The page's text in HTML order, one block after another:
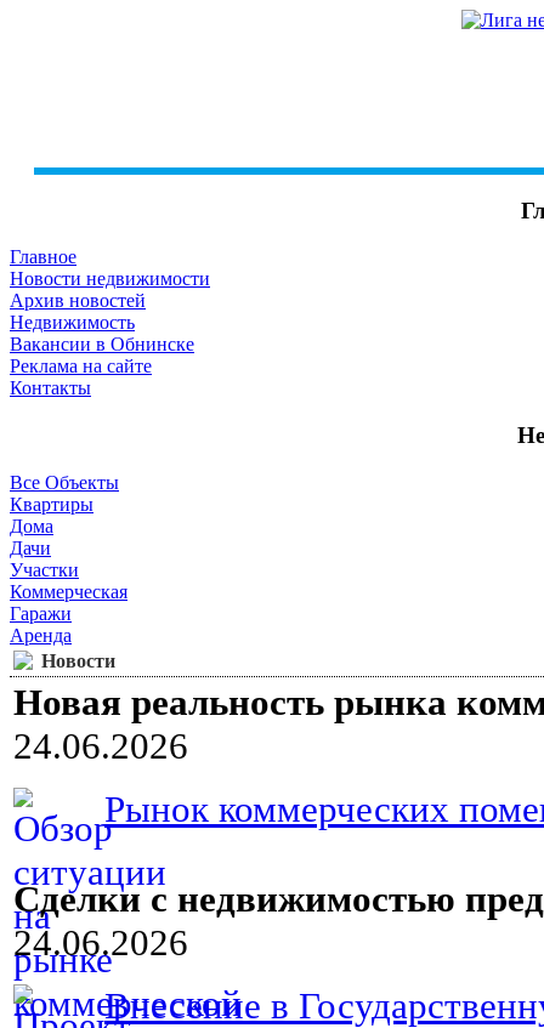
Главное
Новости недвижимости
Архив новостей
Недвижимость
Вакансии в Обнинске
Реклама на сайте
Контакты
Все Объекты
Квартиры
Дома
Дачи
Участки
Коммерческая
Гаражи
Аренда
Новости
Новая реальность рынка
24.06.2026
Рынок коммерческих
Сделки с недвижимостью
24.06.2026
Внесение в